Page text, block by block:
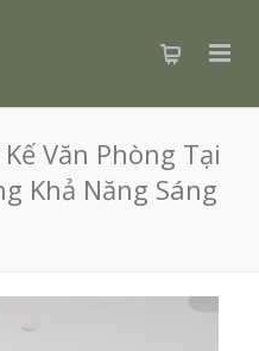
Văn Phòng Tại
Khả Năng Sáng